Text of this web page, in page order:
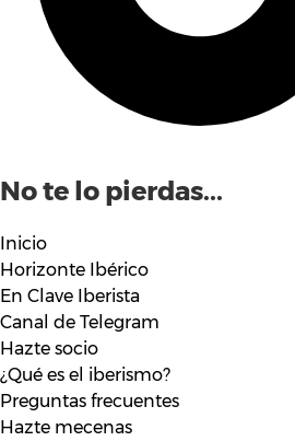
No te lo pierdas...
Inicio
Horizonte Ibérico
En Clave Iberista
Canal de Telegram
Hazte socio
¿Qué es el iberismo?
Preguntas frecuentes
Hazte mecenas